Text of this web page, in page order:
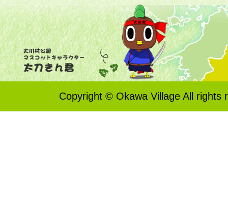
Copyright © Okawa Village All rights